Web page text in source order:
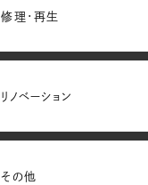
修理・再生
リノベーション
その他